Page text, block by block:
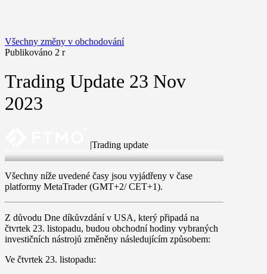
Všechny změny v obchodování
Publikováno 2 r
Trading Update 23 Nov
2023
|Trading update
23 Nov 2023
Všechny níže uvedené časy jsou vyjádřeny v čase
platformy MetaTrader (GMT+2/ CET+1).
Z důvodu Dne díkůvzdání v USA, který připadá na
čtvrtek 23. listopadu, budou obchodní hodiny vybraných
investičních nástrojů změněny následujícím způsobem:
Ve čtvrtek 23. listopadu: